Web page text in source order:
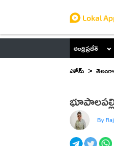
ఆంధ్రప్రదేశ్
హోమ్
By